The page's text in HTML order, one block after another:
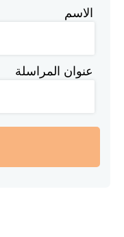
الاسم
عنوان المراسلة